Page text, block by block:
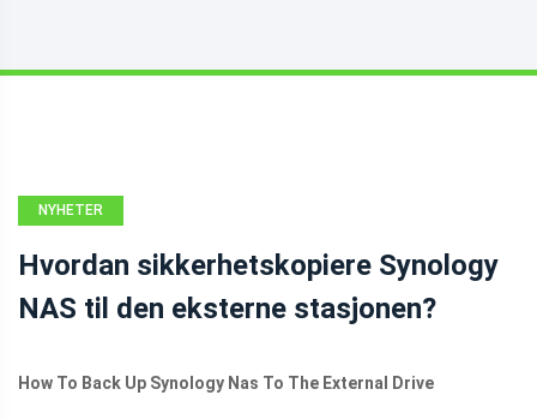
NYHETER
Hvordan sikkerhetskopiere Synology
NAS til den eksterne stasjonen?
How To Back Up Synology Nas To The External Drive